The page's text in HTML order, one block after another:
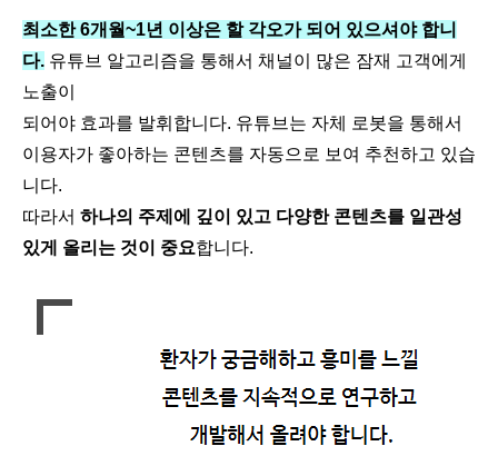
최소한 6개월~1년 이상은 할 각오가 되어 있으셔야 합니
다. 유튜브 알고리즘을 통해서 채널이 많은 잠재 고객에게
노출이
되어야 효과를 발휘합니다. 유튜브는 자체 로봇을 통해서
이용자가 좋아하는 콘텐츠를 자동으로 보여 추천하고 있습
니다.
따라서 하나의 주제에 깊이 있고 다양한 콘텐츠를 일관성
있게 올리는 것이 중요합니다.